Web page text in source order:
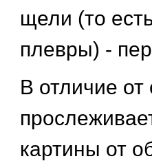
щели (то
плевры) -
В отличие от
картины от